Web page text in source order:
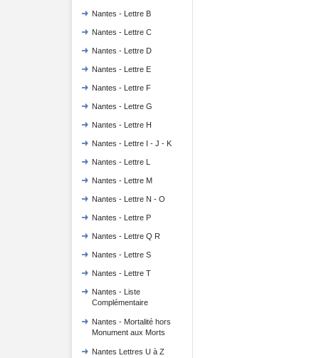
Nantes - Lettre B
Nantes - Lettre C
Nantes - Lettre D
Nantes - Lettre E
Nantes - Lettre F
Nantes - Lettre G
Nantes - Lettre H
Nantes - Lettre I - J - K
Nantes - Lettre L
Nantes - Lettre M
Nantes - Lettre N - O
Nantes - Lettre P
Nantes - Lettre Q R
Nantes - Lettre S
Nantes - Lettre T
Nantes - Liste
Complémentaire
Nantes - Mortalité hors
Monument aux Morts
Nantes Lettres U à Z